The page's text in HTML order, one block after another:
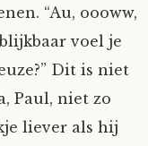
“Au, oooww,
voel je
Dit is niet
Paul, niet zo
liever als hij